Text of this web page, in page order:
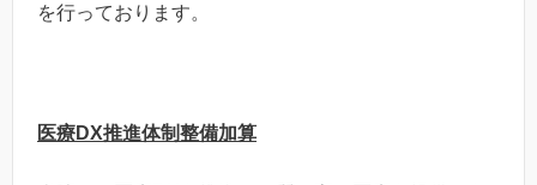
を行っております。
医療DX推進体制整備加算